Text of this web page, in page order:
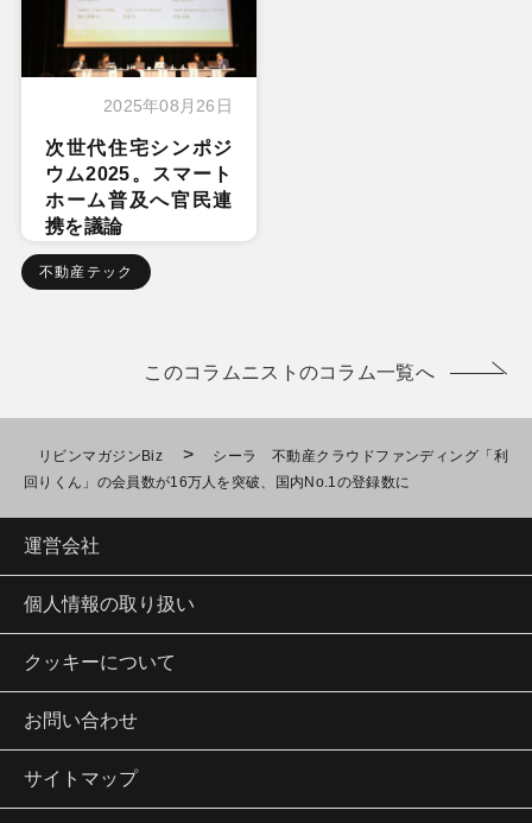
2025年08月26日
次世代住宅シンポジ
ウム2025。スマート
ホーム普及へ官民連
携を議論
不動産テック
このコラムニストのコラム一覧へ
リビンマガジンBiz >
シーラ 不動産クラウドファンディング「利
回りくん」の会員数が16万人を突破、国内No.1の登録数に
運営会社
個人情報の取り扱い
クッキーについて
お問い合わせ
サイトマップ